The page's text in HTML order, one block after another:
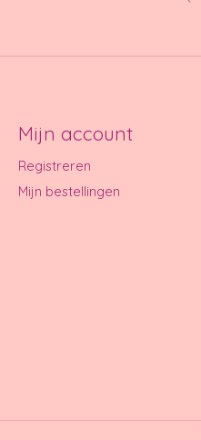
Mijn account
Registreren
Mijn bestellingen